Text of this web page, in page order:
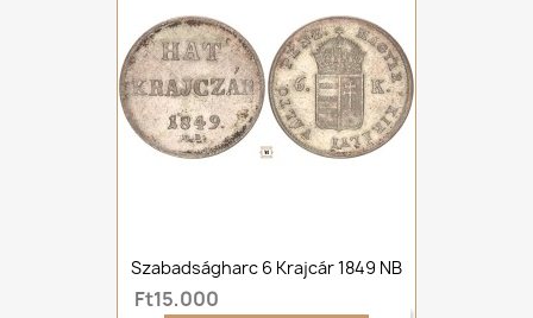
Szabadságharc 6 Krajcár 1849 NB
Ft15,000